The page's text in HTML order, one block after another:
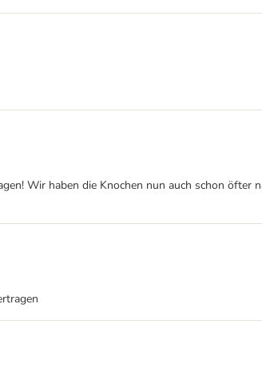
Wir haben die Knochen nun auch schon